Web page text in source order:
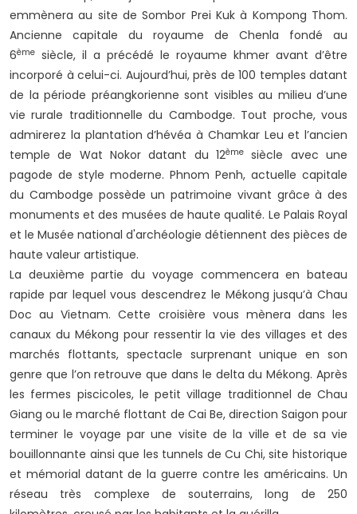
emmènera au site de Sombor Prei Kuk à Kompong Thom.
Ancienne capitale du royaume de Chenla fondé au
6ème siècle, il a précédé le royaume khmer avant d’être
incorporé à celui-ci. Aujourd’hui, près de 100 temples datant
de la période préangkorienne sont visibles au milieu d’une
vie rurale traditionnelle du Cambodge. Tout proche, vous
admirerez la plantation d’hévéa à Chamkar Leu et l’ancien
temple de Wat Nokor datant du 12ème siècle avec une
pagode de style moderne. Phnom Penh, actuelle capitale
du Cambodge possède un patrimoine vivant grâce à des
monuments et des musées de haute qualité. Le Palais Royal
et le Musée national d'archéologie détiennent des pièces de
haute valeur artistique.
La deuxième partie du voyage commencera en bateau
rapide par lequel vous descendrez le Mékong jusqu’à Chau
Doc au Vietnam. Cette croisière vous mènera dans les
canaux du Mékong pour ressentir la vie des villages et des
marchés flottants, spectacle surprenant unique en son
genre que l’on retrouve que dans le delta du Mékong. Après
les fermes piscicoles, le petit village traditionnel de Chau
Giang ou le marché flottant de Cai Be, direction Saigon pour
terminer le voyage par une visite de la ville et de sa vie
bouillonnante ainsi que les tunnels de Cu Chi, site historique
et mémorial datant de la guerre contre les américains. Un
réseau très complexe de souterrains, long de 250